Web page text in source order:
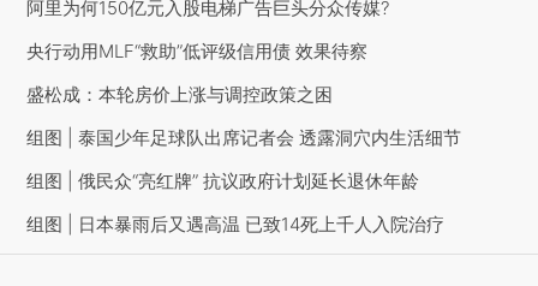
阿里为何150亿元入股电梯广告巨头分众传媒?
央行动用MLF“救助”低评级信用债 效果待察
盛松成：本轮房价上涨与调控政策之困
组图 | 泰国少年足球队出席记者会 透露洞穴内生活细节
组图 | 俄民众“亮红牌” 抗议政府计划延长退休年龄
组图 | 日本暴雨后又遇高温 已致14死上千人入院治疗